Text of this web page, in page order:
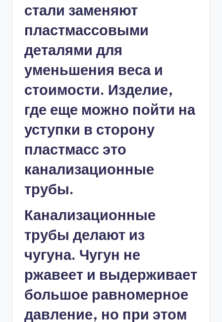
стали заменяют
пластмассовыми
деталями для
уменьшения веса и
стоимости. Изделие,
где еще можно пойти на
уступки в сторону
пластмасс это
канализационные
трубы.
Канализационные
трубы делают из
чугуна. Чугун не
ржавеет и выдерживает
большое равномерное
давление, но при этом